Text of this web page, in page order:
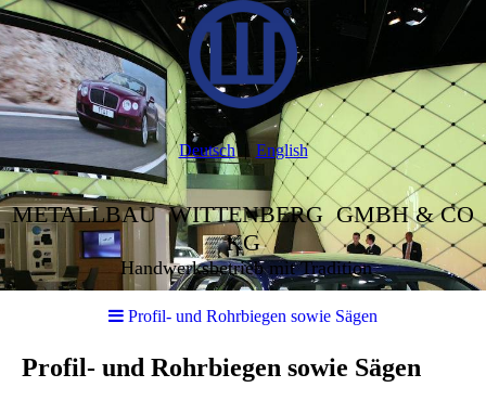
Deutsch English
METALLBAU WITTENBERG GMBH & CO
KG
Handwerksbetrieb mit Tradition
Profil- und Rohrbiegen sowie Sägen
Profil- und Rohrbiegen sowie Sägen